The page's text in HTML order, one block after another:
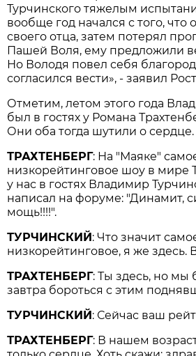
Турчинского тяжелым
вообще год начался с того, что
своего отца, затем потерял
Пашей Воля, ему предложили
Но Володя повел себя
согласился вести», - заявил
Отметим, летом этого года
был в гостях у Романа
Они оба тогда шутили о сердце.
ТРАХТЕНБЕРГ: На "Маяке"
низкорейтинговое шоу в мире
у нас в гостях Владимир
написал на форуме: "Динамит,
мощь!!!!".
ТУРЧИНСКИЙ: Что значит
низкорейтинговое, я же здесь.
ТРАХТЕНБЕРГ: Ты здесь, но мы
завтра бороться с этим
ТУРЧИНСКИЙ: Сейчас ваш
ТРАХТЕНБЕРГ: В нашем